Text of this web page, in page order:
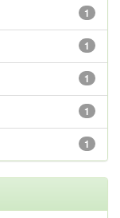
1
1
1
1
1